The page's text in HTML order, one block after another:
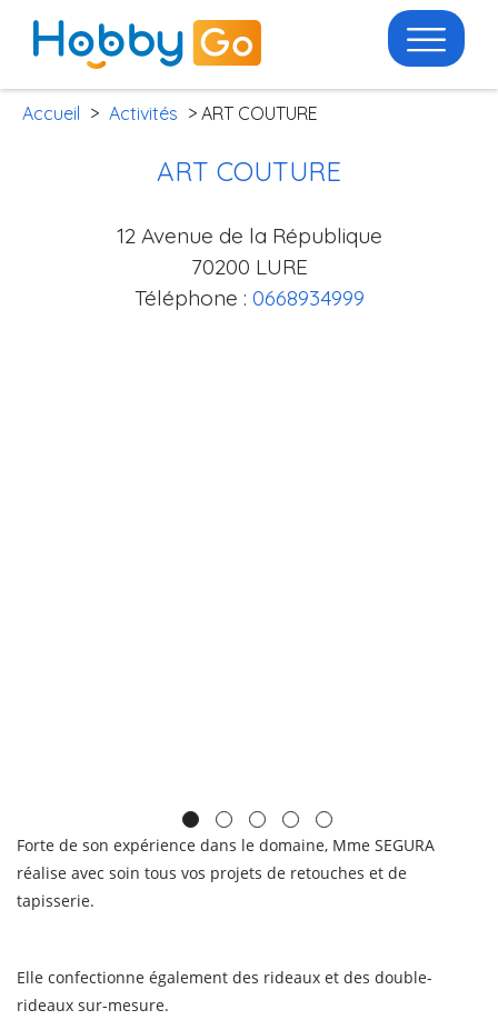
Accueil > Activités > ART COUTURE
ART COUTURE
12 Avenue de la République
70200 LURE
Téléphone : 0668934999
Forte de son expérience dans le domaine, Mme SEGURA
réalise avec soin tous vos projets de retouches et de
tapisserie.
Elle confectionne également des rideaux et des double-
rideaux sur-mesure.